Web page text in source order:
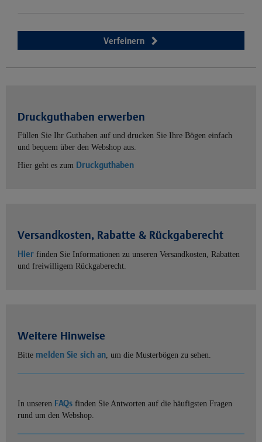
Verfeinern
Druckguthaben erwerben
Füllen Sie Ihr Guthaben auf und drucken Sie Ihre Bögen einfach
und bequem über den Webshop aus.
Hier geht es zum Druckguthaben
Versandkosten, Rabatte & Rückgaberecht
Hier finden Sie Informationen zu unseren Versandkosten, Rabatten
und freiwilligem Rückgaberecht.
Weitere Hinweise
Bitte melden Sie sich an, um die Musterbögen zu sehen.
In unseren FAQs finden Sie Antworten auf die häufigsten Fragen
rund um den Webshop.